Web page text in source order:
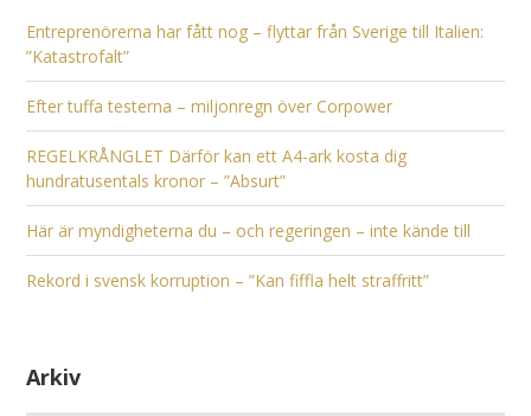
Entreprenörerna har fått nog – flyttar från Sverige till Italien:
”Katastrofalt”
Efter tuffa testerna – miljonregn över Corpower
REGELKRÅNGLET Därför kan ett A4-ark kosta dig
hundratusentals kronor – ”Absurt”
Här är myndigheterna du – och regeringen – inte kände till
Rekord i svensk korruption – ”Kan fiffla helt straffritt”
Arkiv